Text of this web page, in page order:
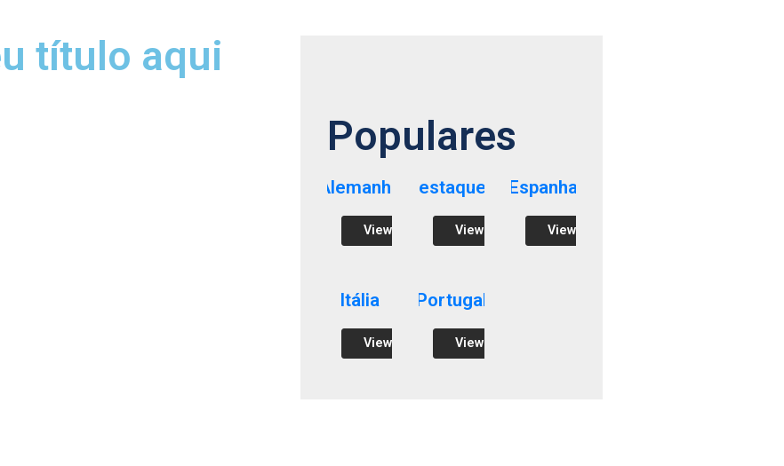
título aqui
Populares
Alemanha
View
Destaques
View
Espanha
View
Itália
View
Portugal
View